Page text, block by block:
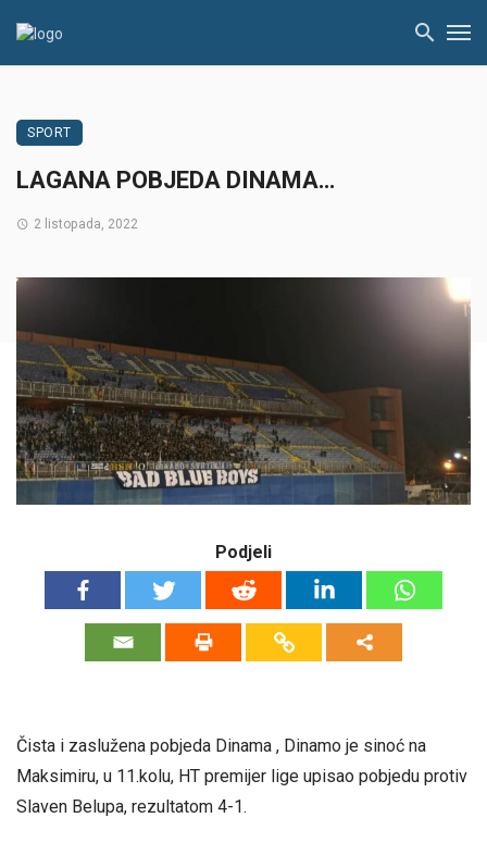
SPORT
LAGANA POBJEDA DINAMA…
2 listopada, 2022
Podjeli
Čista i zaslužena pobjeda Dinama , Dinamo je sinoć na
Maksimiru, u 11.kolu, HT premijer lige upisao pobjedu protiv
Slaven Belupa, rezultatom 4-1.